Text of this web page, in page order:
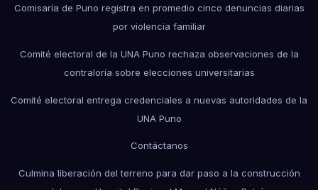
Comisaría de Puno registra en promedio cinco denuncias diarias
por violencia familiar
Comité electoral de la UNA Puno rechaza observaciones de la
contraloría sobre elecciones universitarias
Comité electoral entrega credenciales a nuevas autoridades de la
UNA Puno
Contáctanos
Culmina liberación del terreno para dar paso a la construcción